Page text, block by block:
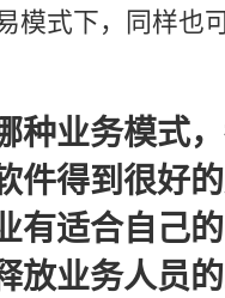
模式下，同样也
种业务模式
件得到很好的
有适合自己
放业务人员